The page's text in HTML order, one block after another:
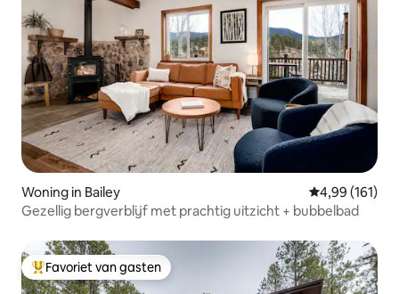
Woning in Bailey Gemiddelde
4,99 (161)
Gezellig bergverblijf met prachtig uitzicht + bubbelbad
Topfavoriet van gasten
Favoriet van gasten